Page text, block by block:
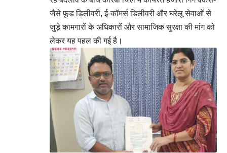
जैसे फूड डिलीवरी, ई-कॉमर्स डिलीवरी और घरेलू सेवाओं से
जुड़े कामगारों के अधिकारों और सामाजिक सुरक्षा की मांग को
लेकर यह पहल की गई है।